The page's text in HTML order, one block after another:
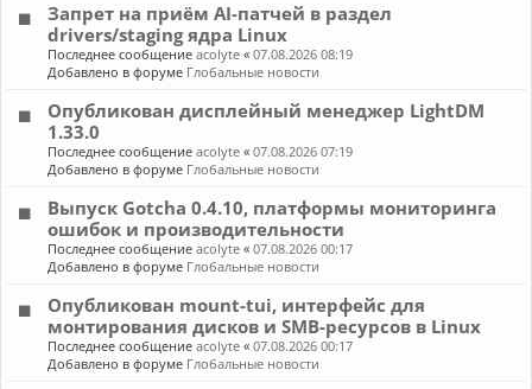
Запрет на приём AI-патчей в раздел
drivers/staging ядра Linux
Последнее сообщениеacolyte «07.08.2026 08:19
Добавлено в форуме Глобальные новости
Опубликован дисплейный менеджер LightDM
1.33.0
Последнее сообщениеacolyte «07.08.2026 07:19
Добавлено в форуме Глобальные новости
Выпуск Gotcha 0.4.10, платформы мониторинга
ошибок и производительности
Последнее сообщениеacolyte «07.08.2026 00:17
Добавлено в форуме Глобальные новости
Опубликован mount-tui, интерфейс для
монтирования дисков и SMB-ресурсов в Linux
Последнее сообщениеacolyte «07.08.2026 00:17
Добавлено в форуме Глобальные новости